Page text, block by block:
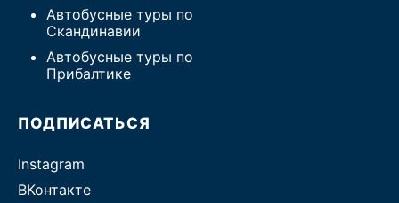
Автобусные туры по
Скандинавии
Автобусные туры по
Прибалтике
ПОДПИСАТЬСЯ
Instagram
ВКонтакте